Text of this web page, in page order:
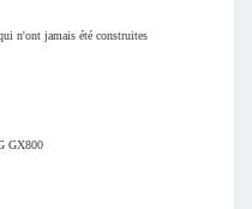
n'ont jamais été construites
GX800